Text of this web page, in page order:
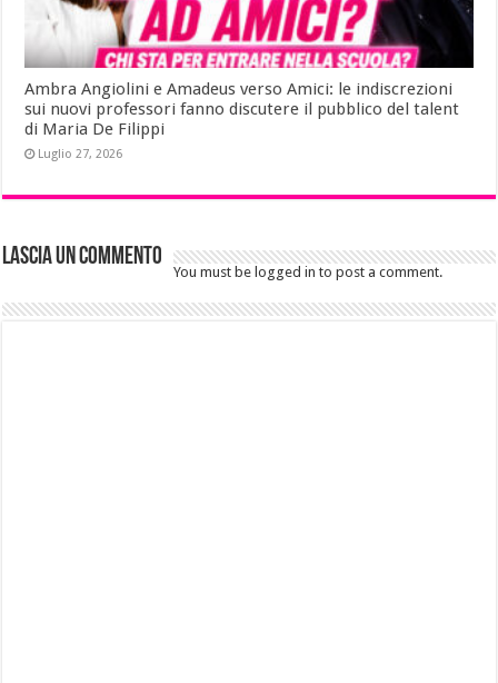
Ambra Angiolini e Amadeus verso Amici: le indiscrezioni
sui nuovi professori fanno discutere il pubblico del talent
di Maria De Filippi
Luglio 27, 2026
Lascia un commento
You must be logged in to post a comment.